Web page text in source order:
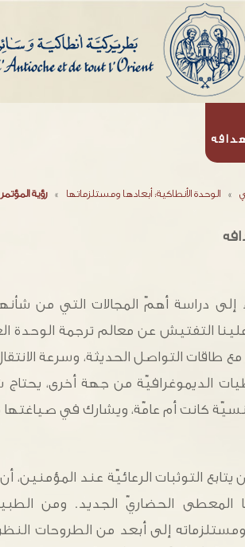
» الوحدة الأنطاكية: أبعادها ومستلزماتها » رؤية
إلى دراسة أهمّ المجالات التي من شأنها
التفتيش عن معالم ترجمة الوحدة
طاقات التواصل الحديثة، وسرعة
الديموغرافيّة من جهة أخرى،
كانت أم عامّة، ويشارك في
التوثبات الرعائيّة عند
المعطى الحضاريّ الجديد. ومن
إلى أبعد من الطروحات